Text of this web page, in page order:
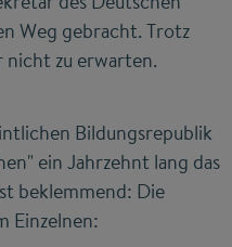
Weg gebracht. Trotz
zu erwarten.
Bildungsrepublik
ein Jahrzehnt lang das
beklemmend: Die
Einzelnen: